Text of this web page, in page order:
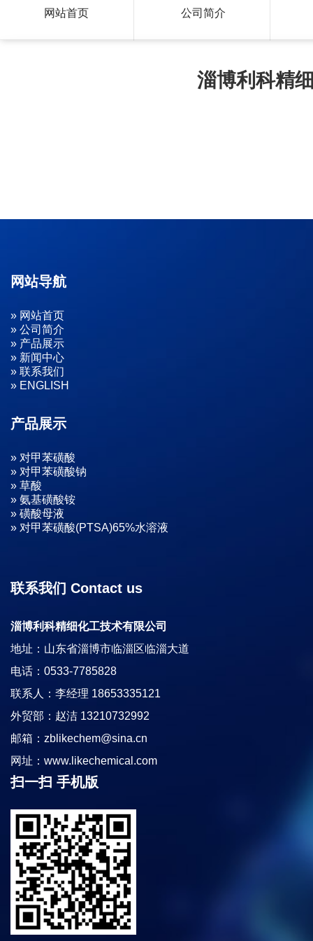
网站首页 公司简介
淄博利科精
网站导航
» 网站首页
» 公司简介
» 产品展示
» 新闻中心
» 联系我们
» ENGLISH
产品展示
» 对甲苯磺酸
» 对甲苯磺酸钠
» 草酸
» 氨基磺酸铵
» 磺酸母液
» 对甲苯磺酸(PTSA)65%水溶液
联系我们 Contact us
淄博利科精细化工技术有限公司
地址：山东省淄博市临淄区临淄大道
电话：0533-7785828
联系人：李经理 18653335121
外贸部：赵洁 13210732992
邮箱： zblikechem@sina.cn
网址： www.likechemical.com
扫一扫 手机版